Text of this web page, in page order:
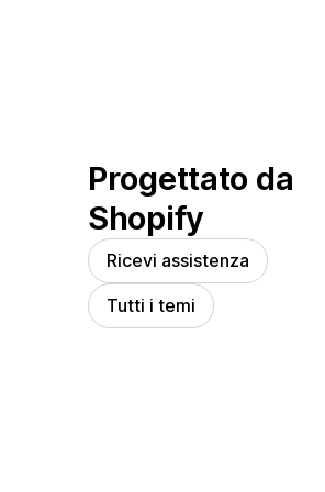
Progettato da
Shopify
Ricevi assistenza
Tutti i temi